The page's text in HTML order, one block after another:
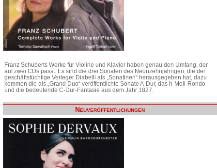
Franz Schuberts Werke für Violine und Klavier haben genau den Umfang, der
auf zwei CDs passt. Es sind die drei Sonaten des Neunzehnjährigen, die der
geschäftstüchtige Verleger Diabelli als „Sonatinen“ herausgegeben hat, dazu
kommen die als „Grand Duo“ veröffentlichte Sonate A-Dur, das h-Moll-Rondo
und die bedeutende C-Dur-Fantasie aus dem Jahr 1827.
Neuveröffentlichungen